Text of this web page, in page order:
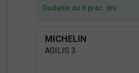
Dodanie do 6 prac. dní
MICHELIN
AGILIS 3